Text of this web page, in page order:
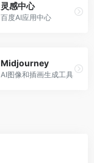
灵感中心
百度AI应用中心
Midjourney
AI图像和插画生成工具